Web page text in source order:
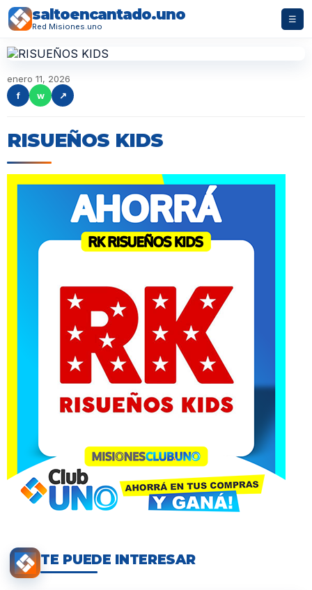
saltoencantado.uno
Red Misiones.uno
☰
enero 11, 2026
f
w ↗
RISUEÑOS KIDS
TE PUEDE INTERESAR